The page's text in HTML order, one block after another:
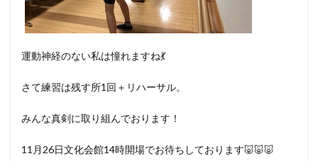
運動神経のない私は憧れますね💃
さて練習は残す所1回＋リハーサル。
みんな真剣に取り組んでおります！
11月26日文化会館14時開場でお待ちしております🐷🐷🐷